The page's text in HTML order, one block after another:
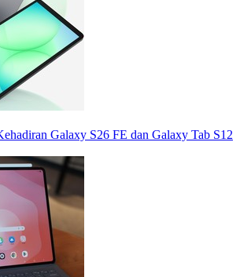
Galaxy S26 FE dan Galaxy Tab S12